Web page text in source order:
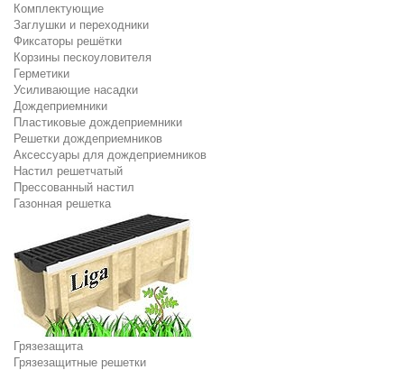
Комплектующие
Заглушки и переходники
Фиксаторы решётки
Корзины пескоуловителя
Герметики
Усиливающие насадки
Дождеприемники
Пластиковые дождеприемники
Решетки дождеприемников
Аксессуары для дождеприемников
Настил решетчатый
Прессованный настил
Газонная решетка
Грязезащита
Грязезащитные решетки